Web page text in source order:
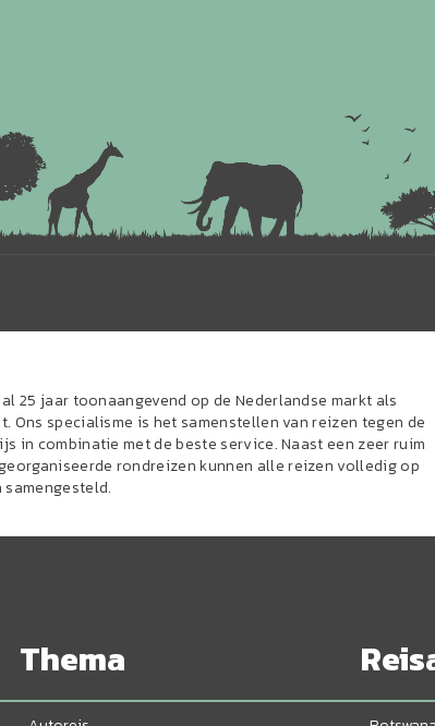
25 jaar toonaangevend op de Nederlandse markt als
Ons specialisme is het samenstellen van reizen tegen de
in combinatie met de beste service. Naast een zeer ruim
rondreizen kunnen alle reizen volledig op
samengesteld.
Thema